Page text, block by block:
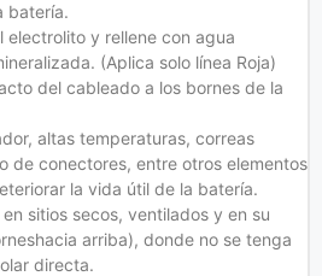
batería.
electrolito y rellene con agua
(Aplica solo línea Roja)
del cableado a los bornes de la
altas temperaturas, correas
de conectores, entre otros elementos
la vida útil de la batería.
sitios secos, ventilados y en su
arriba), donde no se tenga
directa.